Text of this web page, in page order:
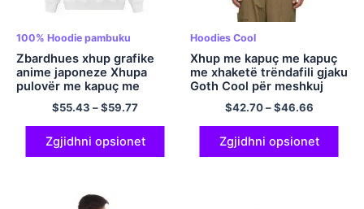
100% Hoodie pambuku
Zbardhues xhup grafike
anime japoneze Xhupa
pulovër me kapuç me
përmasa të mëdha bluzë
me kapuç me kapuç
poliestër shumëngjyrësh
$55.43 –$59.77
Zgjidhni opsionet
Hoodies Cool
Xhup me kapuç me kapuç
me xhaketë trëndafili gjaku
Goth Cool për meshkuj
dhe femra
$42.70–$46.66
Zgjidhni opsionet